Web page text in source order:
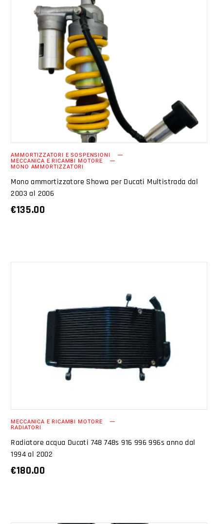
AGGIUNGI AL CARRELLO
AMMORTIZZATORI E SOSPENSIONI
MECCANICA E RICAMBI MOTORE
MONO AMMORTIZZATORI
Mono ammortizzatore Showa per Ducati Multistrada dal
2003 al 2006
€135.00
AGGIUNGI AL CARRELLO
MECCANICA E RICAMBI MOTORE
RADIATORI
Radiatore acqua Ducati 748 748s 916 996 996s anno dal
1994 al 2002
€180.00